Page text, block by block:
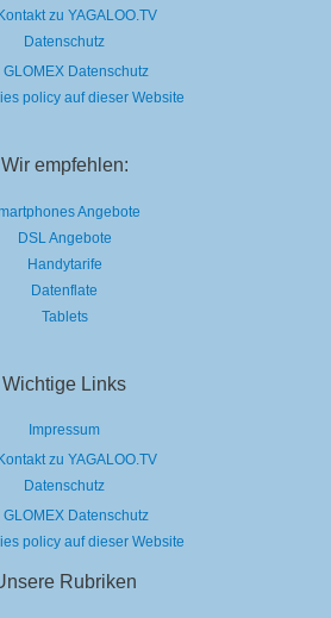
Kontakt zu YAGALOO.TV
Datenschutz
GLOMEX Datenschutz
policy auf dieser Website
Wir empfehlen:
Angebote
DSL Angebote
Handytarife
Datenflate
Tablets
Wichtige Links
Impressum
Kontakt zu YAGALOO.TV
Datenschutz
GLOMEX Datenschutz
policy auf dieser Website
Rubriken